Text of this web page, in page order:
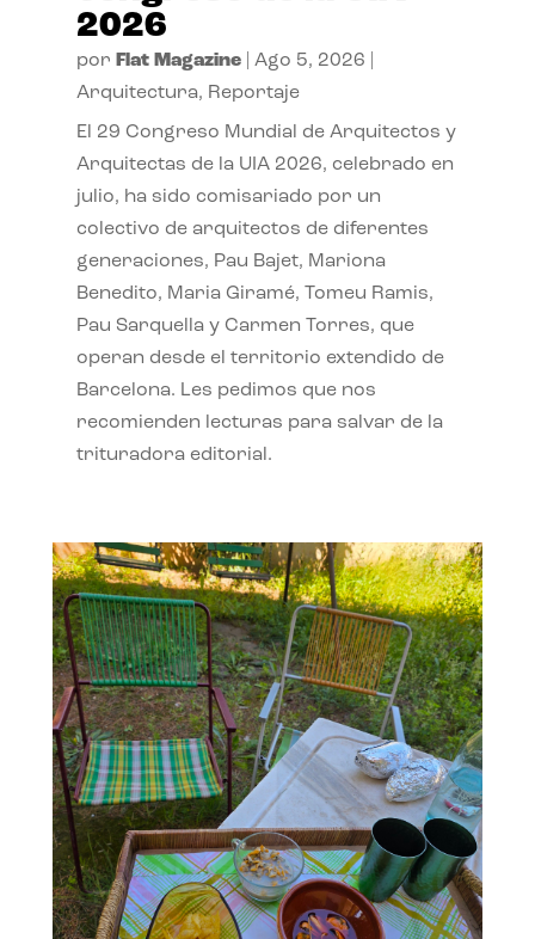
2026
por Flat Magazine| Ago 5, 2026
Arquitectura, Reportaje
El 29 Congreso Mundial de Arquitectos y
Arquitectas de la UIA 2026, celebrado en
julio, ha sido comisariado por un
colectivo de arquitectos de diferentes
generaciones, Pau Bajet, Mariona
Benedito, Maria Giramé, Tomeu Ramis,
Pau Sarquella y Carmen Torres, que
operan desde el territorio extendido de
Barcelona. Les pedimos que nos
recomienden lecturas para salvar de la
trituradora editorial.